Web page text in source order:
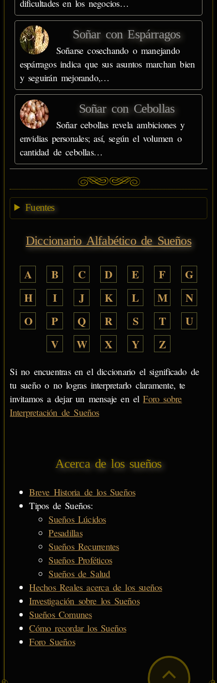
dificultades en los negocios…
Soñar con Espárragos
Soñarse cosechando o manejando
espárragos indica que sus asuntos marchan bien
y seguirán mejorando,…
Soñar con Cebollas
Soñar cebollas revela ambiciones y
envidias personales; así, según el volumen o
cantidad de cebollas…
Fuentes
Diccionario Alfabético de Sueños
A B C D E F
G
H
I J K L M
N
O
P Q R S T
U
V
W X Y Z
Si no encuentras en el diccionario el significado de
tu sueño o no logras interpretarlo claramente, te
invitamos a dejar un mensaje en elForo sobre
Interpretación de Sueños
Acerca de los sueños
Breve Historia de los Sueños
Tipos de Sueños:
Sueños Lúcidos
Pesadillas
Sueños Recurrentes
Sueños Proféticos
Sueños de Salud
Hechos Reales acerca de los sueños
Investigación sobre los Sueños
Sueños Comunes
Cómo recordar los Sueños
Foro Sueños